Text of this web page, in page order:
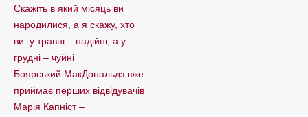
Скажіть в який місяць ви
народилися, а я скажу, хто
ви: у травні – надійні, а у
грудні – чуйні
Боярський МакДональдз вже
приймає перших відвідувачів
Марія Капніст –